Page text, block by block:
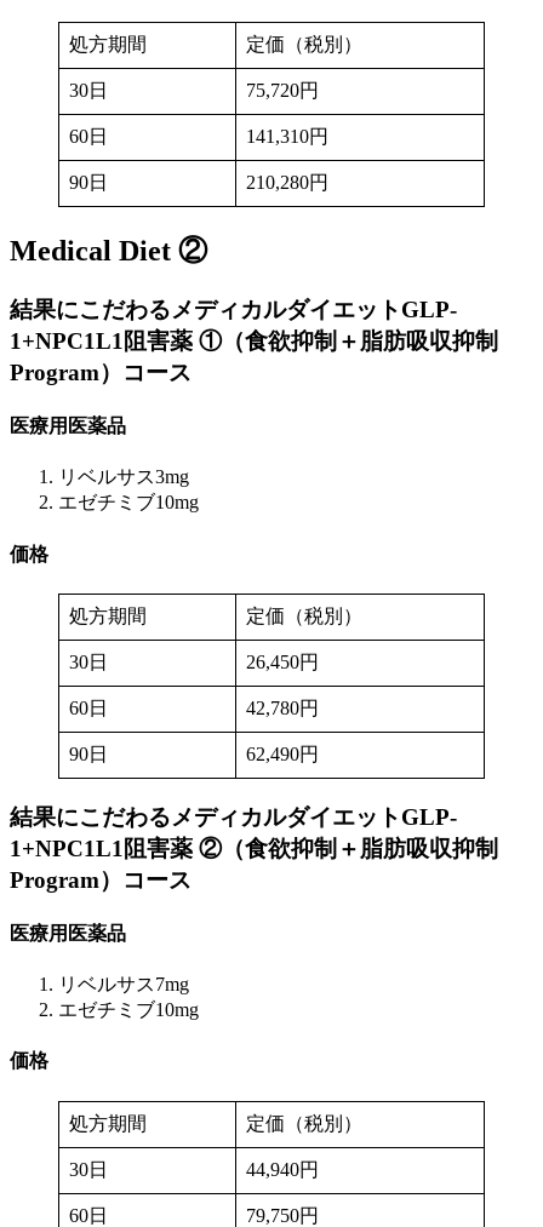
処方期間 定価（税別）
30日 75,720円
60日 141,310円
90日 210,280円
Medical Diet ②
結果にこだわるメディカルダイエットGLP-
1+NPC1L1阻害薬 ①（食欲抑制＋脂肪吸収抑制
Program） コース
医療用医薬品
リベルサス3mg
エゼチミブ10mg
価格
処方期間 定価（税別）
30日 26,450円
60日 42,780円
90日 62,490円
結果にこだわるメディカルダイエットGLP-
1+NPC1L1阻害薬 ②（食欲抑制＋脂肪吸収抑制
Program） コース
医療用医薬品
リベルサス7mg
エゼチミブ10mg
価格
処方期間 定価（税別）
30日 44,940円
60日 79,750円